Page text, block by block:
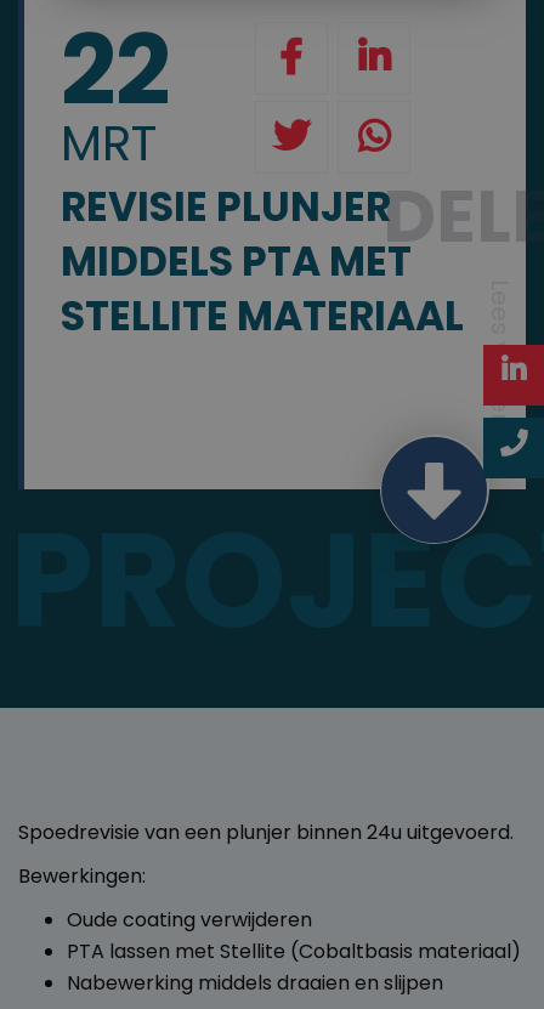
22
MRT
REVISIE PLUNJER
MIDDELS PTA MET
STELLITE MATERIAAL Lees verder
Spoedrevisie van een plunjer binnen 24u uitgevoerd.
Bewerkingen:
Oude coating verwijderen
PTA lassen met Stellite (Cobaltbasis materiaal)
Nabewerking middels draaien en slijpen